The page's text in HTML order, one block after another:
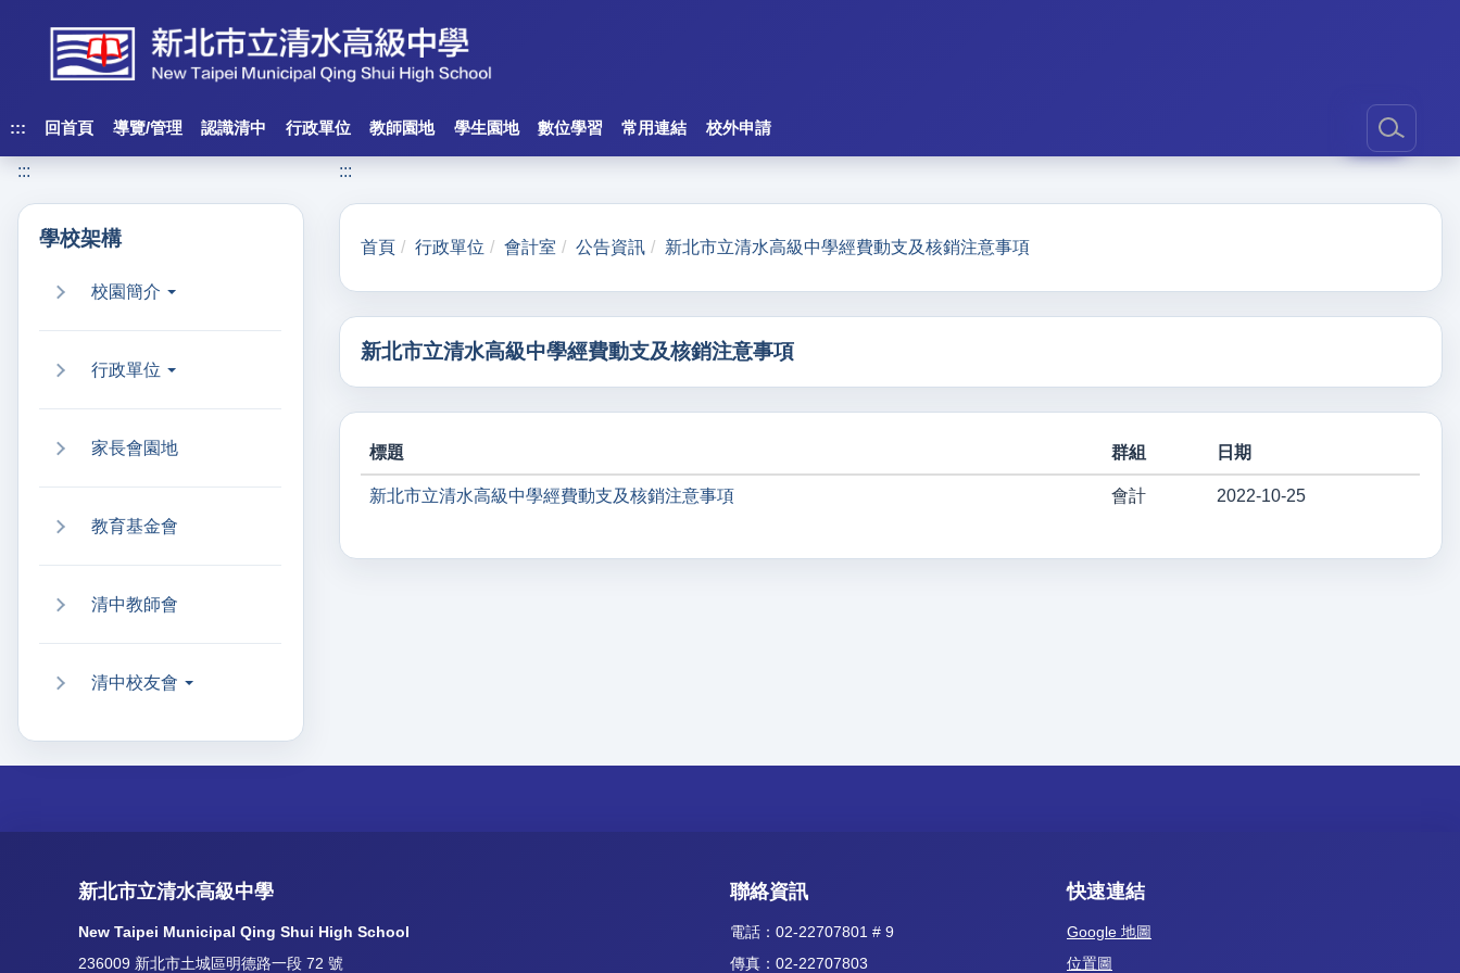
內
區
塊
::: 回首頁 導覽/管理 認識清中 行政單位 教師園地 學生園地 數位學習 常用連結 校外申請
:::
學校架構
校園簡介
行政單位
家長會園地
教育基金會
清中教師會
清中校友會
:::
首頁 行政單位 會計室 公告資訊 新北市立清水高級中學經費動支及核銷注意事項
新北市立清水高級中學經費動支及核銷注意事項
標題 群組 日期
新北市立清水高級中學經費動支及核銷注意事項 會計 2022-10-25
新北市立清水高級中學
New Taipei Municipal Qing Shui High School
236009 新北市土城區明德路一段 72 號
聯絡資訊
電話：02-22707801 # 9
傳真：02-22707803
快速連結
Google 地圖
位置圖